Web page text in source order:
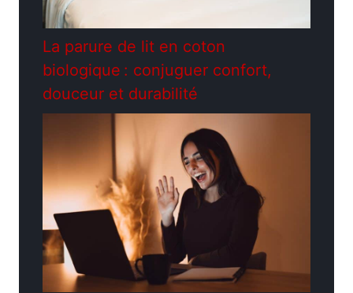
La parure de lit en coton
biologique : conjuguer confort,
douceur et durabilité